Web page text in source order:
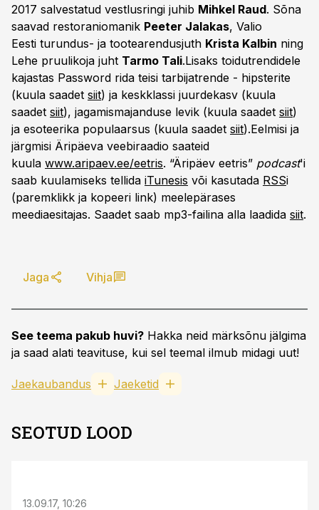
2017 salvestatud vestlusringi juhib Mihkel Raud. Sõna
saavad restoraniomanik Peeter Jalakas, Valio
Eesti turundus- ja tootearendusjuth Krista Kalbin ning
Lehe pruulikoja juht Tarmo Tali.Lisaks toidutrendidele
kajastas Password rida teisi tarbijatrende - hipsterite
(kuula saadet siit) ja keskklassi juurdekasv (kuula
saadet siit), jagamismajanduse levik (kuula saadet siit)
ja esoteerika populaarsus (kuula saadet siit).Eelmisi ja
järgmisi Äripäeva veebiraadio saateid
kuula www.aripaev.ee/eetris. “Äripäev eetris” podcast'i
saab kuulamiseks tellida iTunesis või kasutada RSSi
(paremklikk ja kopeeri link) meelepärases
meediaesitajas. Saadet saab mp3-failina alla laadida siit.
Jaga Vihja
See teema pakub huvi? Hakka neid märksõnu jälgima
ja saad alati teavituse, kui sel teemal ilmub midagi uut!
Jaekaubandus Jaeketid
SEOTUD LOOD
13.09.17, 10:26